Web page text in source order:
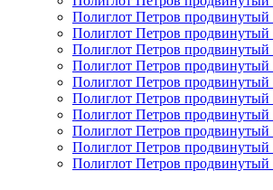
Полиглот Петров продвинутый
Полиглот Петров продвинутый
Полиглот Петров продвинутый
Полиглот Петров продвинутый
Полиглот Петров продвинутый
Полиглот Петров продвинутый
Полиглот Петров продвинутый
Полиглот Петров продвинутый
Полиглот Петров продвинутый
Полиглот Петров продвинутый